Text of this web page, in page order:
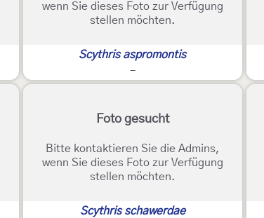
wenn Sie dieses Foto zur Verfügung
stellen möchten.
Scythris aspromontis
-
Foto gesucht
Bitte kontaktieren Sie die Admins,
wenn Sie dieses Foto zur Verfügung
stellen möchten.
Scythris schawerdae